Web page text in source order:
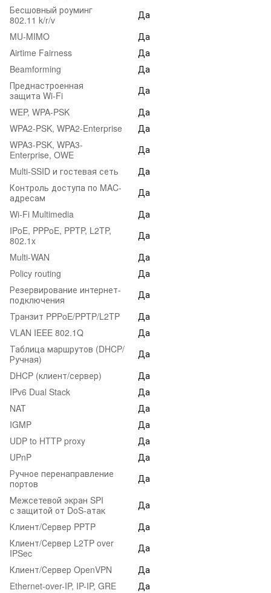
Бесшовный роуминг
802.11 k/r/v
Да
MU-MIMO
Да
Airtime Fairness
Да
Beamforming
Да
Преднастроенная
защита Wi-Fi
Да
WEP, WPA-PSK
Да
WPA2-PSK, WPA2-Enterprise
Да
WPA3-PSK, WPA3-
Enterprise, OWE
Да
Multi-SSID и гостевая сеть
Да
Контроль доступа по MAC-
адресам
Да
Wi-Fi Multimedia
Да
IPoE, PPPoE, PPTP, L2TP,
802.1x
Да
Multi-WAN
Да
Policy routing
Да
Резервирование интернет-
подключения
Да
Транзит PPPoE/PPTP/L2TP
Да
VLAN IEEE 802.1Q
Да
Таблица маршрутов (DHCP/
Ручная)
Да
DHCP (клиент/сервер)
Да
IPv6 Dual Stack
Да
NAT
Да
IGMP
Да
UDP to HTTP proxy
Да
UPnP
Да
Ручное перенаправление
портов
Да
Межсетевой экран SPI
с защитой от DoS-атак
Да
Клиент/Сервер PPTP
Да
Клиент/Сервер L2TP over
IPSec
Да
Клиент/Сервер OpenVPN
Да
Ethernet-over-IP, IP-IP, GRE
Да